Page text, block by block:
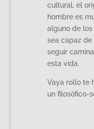
cultural, el
hombre es
alguno de los
sea capaz
seguir
esta vida.
Vaya rollo te
un filosófico-